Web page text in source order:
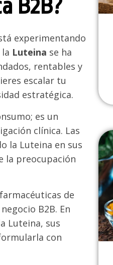
B2B?
experimentando
Luteina se ha
rentables y
escalar tu
estratégica.
es un
clínica. Las
la Luteina en sus
la preocupación
de
B2B. En
Luteina, sus
con